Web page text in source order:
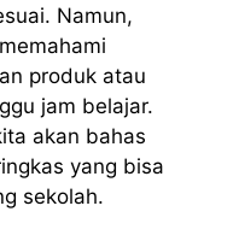
Namun,
produk atau
jam belajar.
akan bahas
yang bisa
sekolah.